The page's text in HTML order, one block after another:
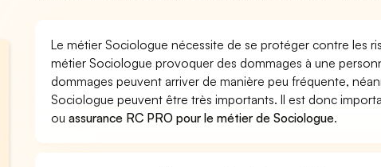
Le métier Sociologue nécessite de se protéger contre les
métier Sociologue provoquer des dommages à une
dommages peuvent arriver de manière peu fréquente,
Sociologue peuvent être très importants. Il est donc
ouassurance RC PRO pour le métier de Sociologue.